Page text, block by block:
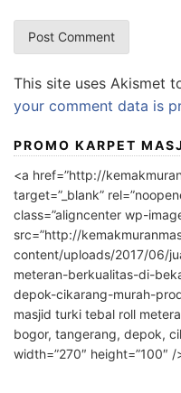
This site uses Akismet
your comment data is
PROMO KARPET
<a href=”http://
target=”_blank”
class=”aligncenter wp-
src=”http://
content/uploads/2017/06/
meteran-berkualitas-di-
depok-cikarang-murah-
masjid turki tebal roll
bogor, tangerang, depok,
width=”270″ height=”100″